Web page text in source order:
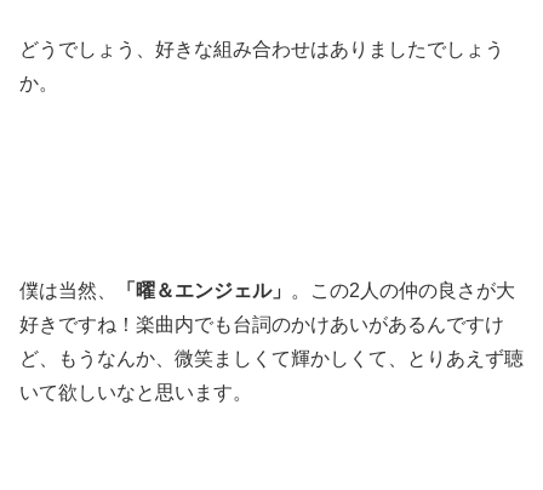
どうでしょう、好きな組み合わせはありましたでしょう
か。
僕は当然、 「曜＆エンジェル」
。この2人の仲の良さが大
好きですね！楽曲内でも台詞のかけあいがあるんですけ
ど、もうなんか、微笑ましくて輝かしくて、とりあえず聴
いて欲しいなと思います。